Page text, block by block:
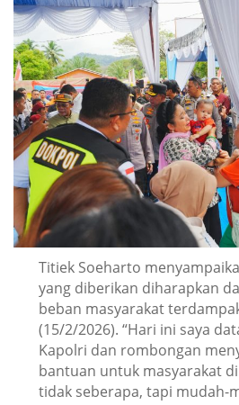
Titiek Soeharto
yang diberikan diharapkan
beban masyarakat
(15/2/2026). “Hari ini saya
Kapolri dan rombongan
bantuan untuk masyarakat
tidak seberapa, tapi mudah-